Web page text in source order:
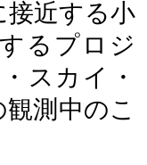
接近する小
るプロジ
スカイ・
観測中のこ